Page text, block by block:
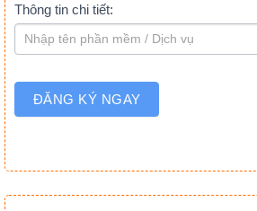
Thông tin chi tiết:
ĐĂNG KÝ NGAY